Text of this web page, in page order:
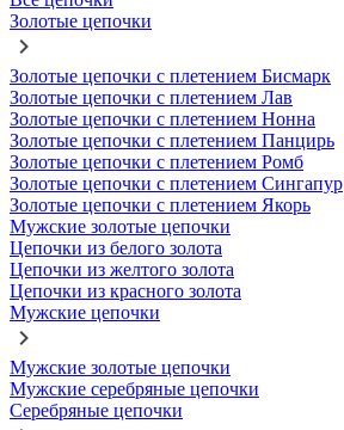
Золотые цепочки
Золотые цепочки с плетением Бисмарк
Золотые цепочки с плетением Лав
Золотые цепочки с плетением Нонна
Золотые цепочки с плетением Панцирь
Золотые цепочки с плетением Ромб
Золотые цепочки с плетением Сингапур
Золотые цепочки с плетением Якорь
Мужские золотые цепочки
Цепочки из белого золота
Цепочки из желтого золота
Цепочки из красного золота
Мужские цепочки
Мужские золотые цепочки
Мужские серебряные цепочки
Серебряные цепочки